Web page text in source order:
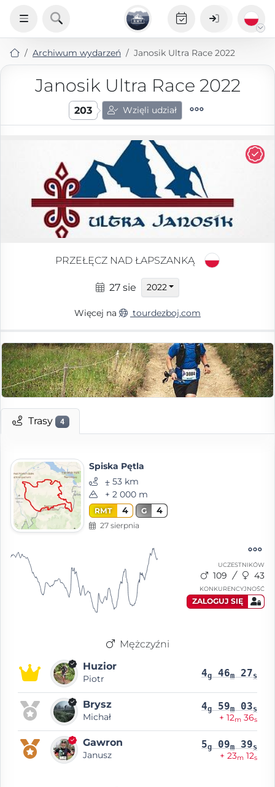
Archiwum wydarzeń Janosik Ultra Race 2022
Janosik Ultra Race 2022
203 Wzięli udział
PRZEŁĘCZ NAD ŁAPSZANKĄ
27 sie 2022
Więcej na tourdezboj.com
Trasy 4
Spiska Pętla
⨦ 53 km
+ 2 000 m
RMT 4 G 4
27 sierpnia
UCZESTNIKÓW
109 43
KONKURENCYJNOŚĆ
ZALOGUJ SIĘ
Mężczyźni
Huzior
Piotr 4g 46m 27s
Brysz
Michał
4g 59m 03s
+ 12m 36s
Gawron
Janusz
5g 09m 39s
+ 23m 12s